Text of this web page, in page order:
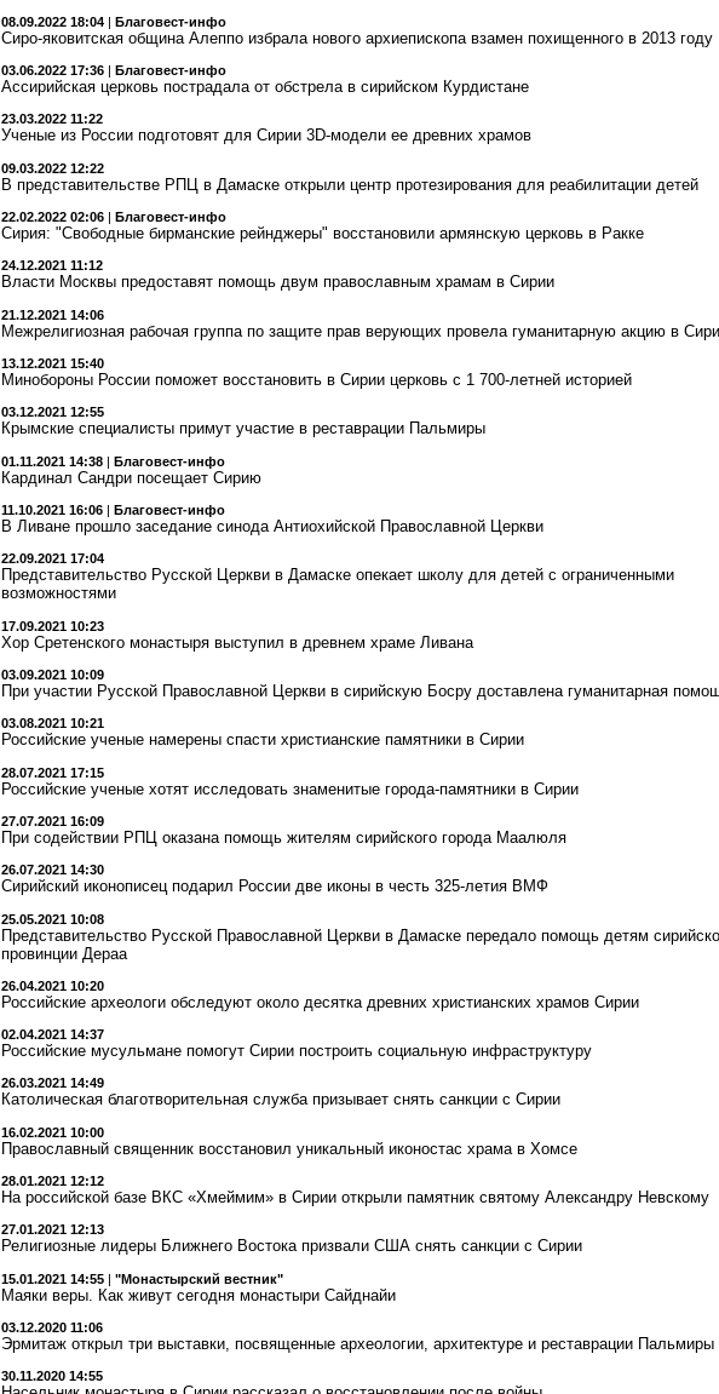
08.09.2022 18:04 | Благовест-инфо
Сиро-яковитская община Алеппо избрала нового архиепископа взамен похищенного в 2013 году
03.06.2022 17:36 | Благовест-инфо
Ассирийская церковь пострадала от обстрела в сирийском Курдистане
23.03.2022 11:22
Ученые из России подготовят для Сирии 3D-модели ее древних храмов
09.03.2022 12:22
В представительстве РПЦ в Дамаске открыли центр протезирования для реабилитации детей
22.02.2022 02:06 | Благовест-инфо
Сирия: "Свободные бирманские рейнджеры" восстановили армянскую церковь в Ракке
24.12.2021 11:12
Власти Москвы предоставят помощь двум православным храмам в Сирии
21.12.2021 14:06
Межрелигиозная рабочая группа по защите прав верующих провела гуманитарную акцию в
13.12.2021 15:40
Минобороны России поможет восстановить в Сирии церковь с 1 700-летней историей
03.12.2021 12:55
Крымские специалисты примут участие в реставрации Пальмиры
01.11.2021 14:38 | Благовест-инфо
Кардинал Сандри посещает Сирию
11.10.2021 16:06 | Благовест-инфо
В Ливане прошло заседание синода Антиохийской Православной Церкви
22.09.2021 17:04
Представительство Русской Церкви в Дамаске опекает школу для детей с ограниченными
возможностями
17.09.2021 10:23
Хор Сретенского монастыря выступил в древнем храме Ливана
03.09.2021 10:09
При участии Русской Православной Церкви в сирийскую Босру доставлена гуманитарная
03.08.2021 10:21
Российские ученые намерены спасти христианские памятники в Сирии
28.07.2021 17:15
Российские ученые хотят исследовать знаменитые города-памятники в Сирии
27.07.2021 16:09
При содействии РПЦ оказана помощь жителям сирийского города Маалюля
26.07.2021 14:30
Сирийский иконописец подарил России две иконы в честь 325-летия ВМФ
25.05.2021 10:08
Представительство Русской Православной Церкви в Дамаске передало помощь детям
провинции Дераа
26.04.2021 10:20
Российские археологи обследуют около десятка древних христианских храмов Сирии
02.04.2021 14:37
Российские мусульмане помогут Сирии построить социальную инфраструктуру
26.03.2021 14:49
Католическая благотворительная служба призывает снять санкции с Сирии
16.02.2021 10:00
Православный священник восстановил уникальный иконостас храма в Хомсе
28.01.2021 12:12
На российской базе ВКС «Хмеймим» в Сирии открыли памятник святому Александру Невскому
27.01.2021 12:13
Религиозные лидеры Ближнего Востока призвали США снять санкции с Сирии
15.01.2021 14:55 | "Монастырский вестник"
Маяки веры. Как живут сегодня монастыри Сайднайи
03.12.2020 11:06
Эрмитаж открыл три выставки, посвященные археологии, архитектуре и реставрации Пальмиры
30.11.2020 14:55